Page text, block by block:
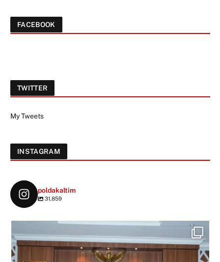
FACEBOOK
TWITTER
My Tweets
INSTAGRAM
poldakaltim
31,859